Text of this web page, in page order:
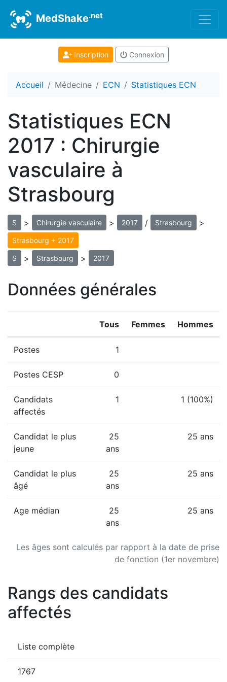
MedShake.net
Inscription Connexion
Accueil Médecine ECN Statistiques ECN
Statistiques ECN
2017 : Chirurgie
vasculaire à
Strasbourg
S > Chirurgie vasculaire > 2017 / Strasbourg >
Strasbourg + 2017
S > Strasbourg > 2017
Données générales
Les âges sont calculés par rapport à la date de prise
de fonction (1er novembre)
Tous Femmes Hommes
Postes 1
Postes CESP 0
Candidats
affectés
1 1 (100%)
Candidat le plus
jeune
25
ans
25 ans
Candidat le plus
âgé
25
ans
25 ans
Age médian
25
ans
25 ans
Rangs des candidats
affectés
Liste complète
1767